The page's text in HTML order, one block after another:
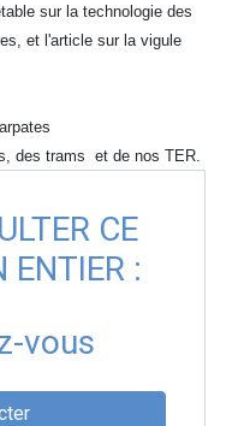
sur la technologie des
et l'article sur la vigule
des trams et de nos TER.
CE
ENTIER :
vous